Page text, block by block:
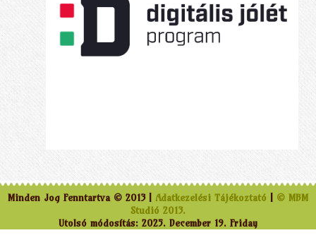
Minden Jog Fenntartva © 2013 | Adatkezelési Tájékoztató | © MBM
Studió 2013.
Utolsó módosítás: 2025. December 19. Friday